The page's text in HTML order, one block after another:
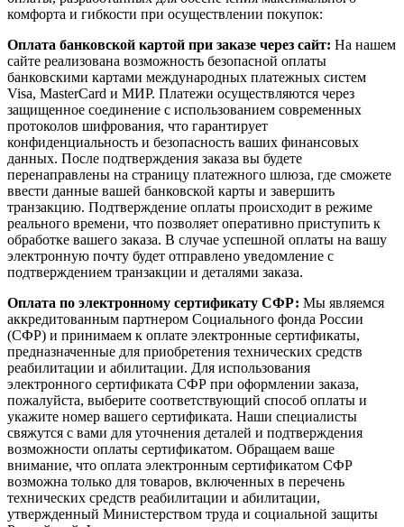
комфорта и гибкости при осуществлении покупок:
Оплата банковской картой при заказе через сайт: На нашем
сайте реализована возможность безопасной оплаты
банковскими картами международных платежных систем
Visa, MasterCard и МИР. Платежи осуществляются через
защищенное соединение с использованием современных
протоколов шифрования, что гарантирует
конфиденциальность и безопасность ваших финансовых
данных. После подтверждения заказа вы будете
перенаправлены на страницу платежного шлюза, где сможете
ввести данные вашей банковской карты и завершить
транзакцию. Подтверждение оплаты происходит в режиме
реального времени, что позволяет оперативно приступить к
обработке вашего заказа. В случае успешной оплаты на вашу
электронную почту будет отправлено уведомление с
подтверждением транзакции и деталями заказа.
Оплата по электронному сертификату СФР: Мы являемся
аккредитованным партнером Социального фонда России
(СФР) и принимаем к оплате электронные сертификаты,
предназначенные для приобретения технических средств
реабилитации и абилитации. Для использования
электронного сертификата СФР при оформлении заказа,
пожалуйста, выберите соответствующий способ оплаты и
укажите номер вашего сертификата. Наши специалисты
свяжутся с вами для уточнения деталей и подтверждения
возможности оплаты сертификатом. Обращаем ваше
внимание, что оплата электронным сертификатом СФР
возможна только для товаров, включенных в перечень
технических средств реабилитации и абилитации,
утвержденный Министерством труда и социальной защиты